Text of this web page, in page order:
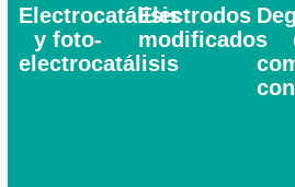
Electrocatálisis
y foto-
electrocatálisis
Electrodos
modificados